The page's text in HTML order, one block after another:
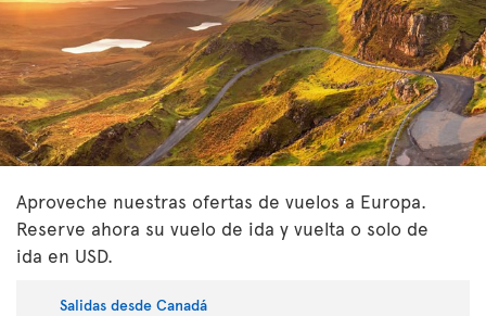
Aproveche nuestras ofertas de vuelos a Europa.
Reserve ahora su vuelo de ida y vuelta o solo de
ida en USD.
Salidas desde Canadá